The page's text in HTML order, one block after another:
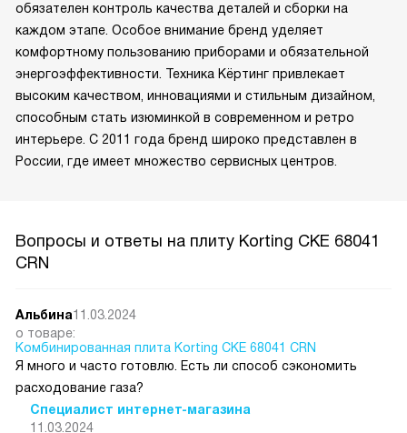
обязателен контроль качества деталей и сборки на
каждом этапе. Особое внимание бренд уделяет
комфортному пользованию приборами и обязательной
энергоэффективности. Техника Кёртинг привлекает
высоким качеством, инновациями и стильным дизайном,
способным стать изюминкой в современном и ретро
интерьере. С 2011 года бренд широко представлен в
России, где имеет множество сервисных центров.
Вопросы и ответы на плиту Korting CKE 68041
CRN
Альбина11.03.2024
о товаре:
Комбинированная плита Korting CKE 68041 CRN
Я много и часто готовлю. Есть ли способ сэкономить
расходование газа?
Специалист интернет-магазина
11.03.2024